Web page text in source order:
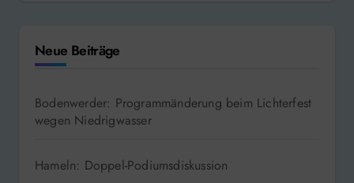
Neue Beiträge
Bodenwerder: Programmänderung beim Lichterfest
wegen Niedrigwasser
Hameln: Doppel-Podiumsdiskussion